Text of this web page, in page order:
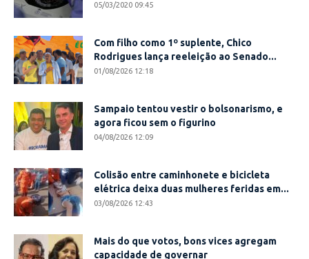
05/03/2020 09:45
Com filho como 1º suplente, Chico
Rodrigues lança reeleição ao Senado...
01/08/2026 12:18
Sampaio tentou vestir o bolsonarismo, e
agora ficou sem o figurino
04/08/2026 12:09
Colisão entre caminhonete e bicicleta
elétrica deixa duas mulheres feridas em...
03/08/2026 12:43
Mais do que votos, bons vices agregam
capacidade de governar